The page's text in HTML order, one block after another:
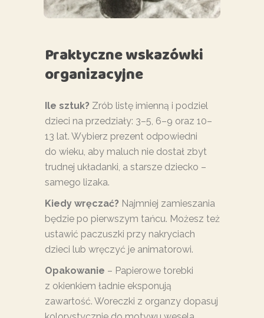
Praktyczne wskazówki
organizacyjne
Ile sztuk? Zrób listę imienną i podziel
dzieci na przedziały: 3–5, 6–9 oraz 10–
13 lat. Wybierz prezent odpowiedni
do wieku, aby maluch nie dostał zbyt
trudnej układanki, a starsze dziecko –
samego lizaka.
Kiedy wręczać? Najmniej zamieszania
będzie po pierwszym tańcu. Możesz też
ustawić paczuszki przy nakryciach
dzieci lub wręczyć je animatorowi.
Opakowanie – Papierowe torebki
z okienkiem ładnie eksponują
zawartość. Woreczki z organzy dopasuj